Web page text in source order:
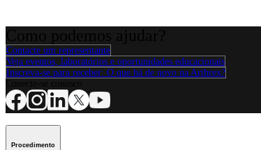
Contacte um representante
Veja eventos, laboratórios e oportunidades educacionais
Inscreva-se para receber: O que há de novo na Arthrex?
Procedimento